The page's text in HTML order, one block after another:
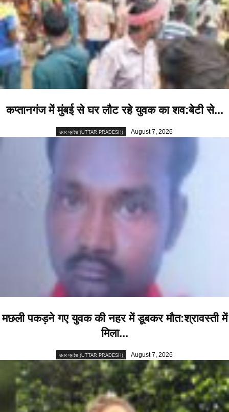
कप्तानगंज में मुंबई से घर लौट रहे युवक का शव:बेटी से...
उत्तर प्रदेश (UTTAR PRADESH) August 7, 2026
मछली पकड़ने गए युवक की नहर में डूबकर मौत:श्रावस्ती में
मिला...
उत्तर प्रदेश (UTTAR PRADESH) August 7, 2026